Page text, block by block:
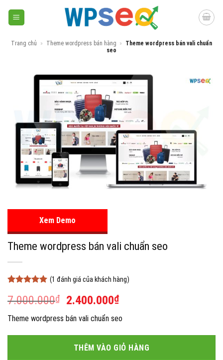
Trang chủ » Theme wordpress bán hàng »
Theme wordpress bán vali chuẩn
seo
Xem Demo
Theme wordpress bán vali chuẩn seo
dựa trên
đánh giá
(1 đánh giá của khách hàng)
7.000.000₫
Giá
gốc
là:
7.000.000₫.
2.400.000₫Giá
tại
là:
2.400.000₫.
Theme wordpress bán vali chuẩn seo
THÊM VÀO GIỎ HÀNG